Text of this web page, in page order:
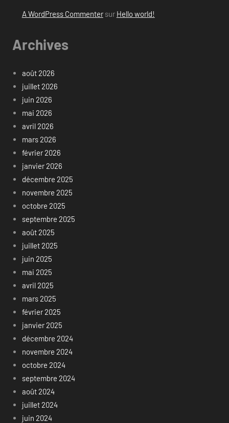
A WordPress Commentersur Hello world!
Archives
août 2026
juillet 2026
juin 2026
mai 2026
avril 2026
mars 2026
février 2026
janvier 2026
décembre 2025
novembre 2025
octobre 2025
septembre 2025
août 2025
juillet 2025
juin 2025
mai 2025
avril 2025
mars 2025
février 2025
janvier 2025
décembre 2024
novembre 2024
octobre 2024
septembre 2024
août 2024
juillet 2024
juin 2024